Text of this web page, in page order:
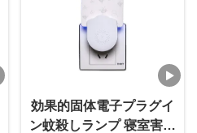
効果的固体電子プラグイ
ン蚊殺しランプ 寝室害虫